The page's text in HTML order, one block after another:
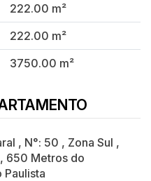
222.00 m²
222.00 m²
3750.00 m²
, N°: 50 , Zona Sul ,
, 650 Metros do
Paulista